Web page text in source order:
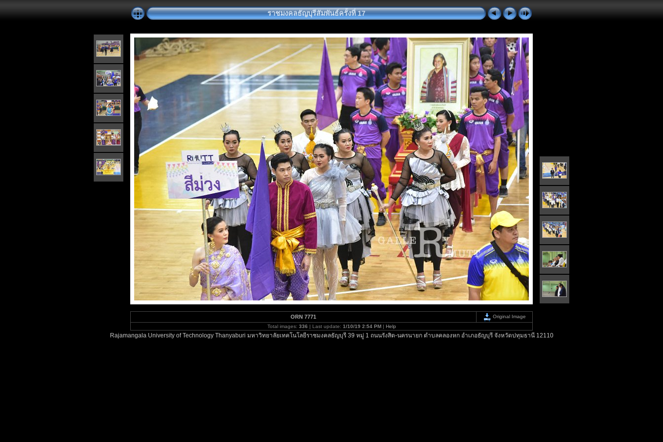
ราชมงคลธัญบุรีสัมพันธ์ครั้งที่ 17
ORN 7771
Original Image
Total images: 336 | Last update: 1/10/19 2:54 PM| Help
Rajamangala University of Technology Thanyaburi มหาวิทยาลัยเทคโนโลยีราชมงคลธัญบุรี 39 หมู่ 1 ถนนรังสิต-นครนายก ตำบลคลองหก อำเภอธัญบุรี จังหวัดปทุมธานี 12110